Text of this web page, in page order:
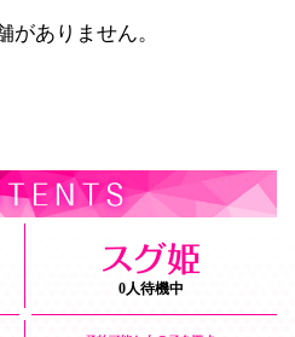
がありません。
0人待機中